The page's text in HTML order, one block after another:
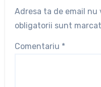
Adresa ta de email nu
obligatorii sunt
Comentariu *